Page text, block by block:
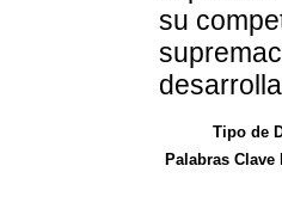
su
Tipo de
Palabras Clave